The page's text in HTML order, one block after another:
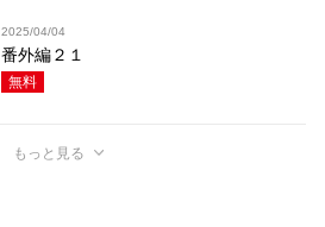
2025/04/04
番外編２１
無料
もっと見る